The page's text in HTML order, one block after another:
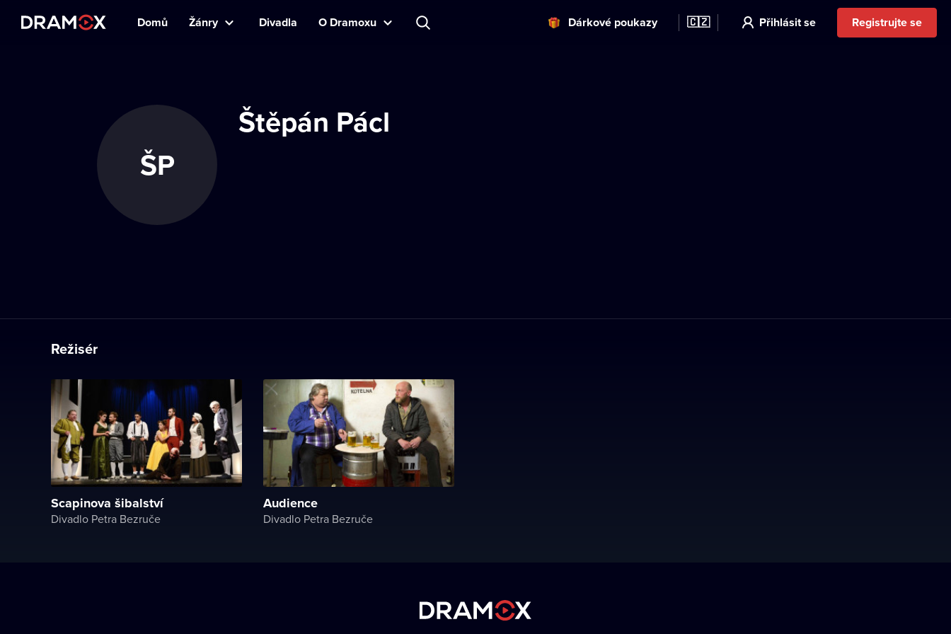
Domů Žánry Divadla O Dramoxu Dárkové poukazy 🇨🇿 Přihlásit se Registrujte se
ŠP
Štěpán Pácl
Režisér
Scapinova šibalství
Divadlo Petra Bezruče
Audience
Divadlo Petra Bezruče